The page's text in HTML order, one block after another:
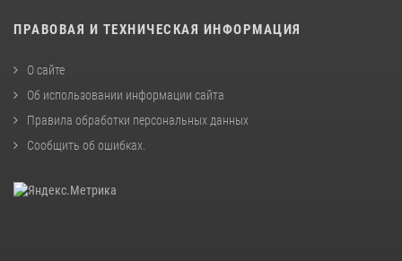
ПРАВОВАЯ И ТЕХНИЧЕСКАЯ ИНФОРМАЦИЯ
О сайте
Об использовании информации сайта
Правила обработки персональных данных
Сообщить об ошибках.